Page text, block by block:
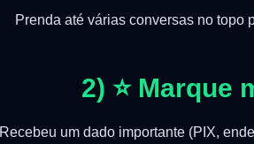
Prenda até várias conversas no topo
2) ⭐ Marque
Recebeu um dado importante (PIX,